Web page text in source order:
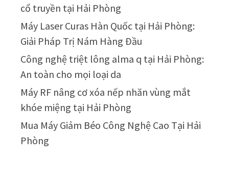
cổ truyền tại Hải Phòng
Máy Laser Curas Hàn Quốc tại Hải Phòng:
Giải Pháp Trị Nám Hàng Đầu
Công nghệ triệt lông alma q tại Hải Phòng:
An toàn cho mọi loại da
Máy RF nâng cơ xóa nếp nhăn vùng mắt
khóe miệng tại Hải Phòng
Mua Máy Giảm Béo Công Nghệ Cao Tại Hải
Phòng